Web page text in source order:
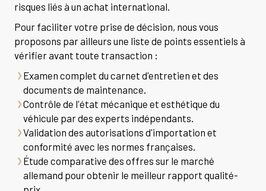
risques liés à un achat international.
Pour faciliter votre prise de décision, nous vous
proposons par ailleurs une liste de points essentiels à
vérifier avant toute transaction :
Examen complet du carnet d'entretien et des
documents de maintenance.
Contrôle de l'état mécanique et esthétique du
véhicule par des experts indépendants.
Validation des autorisations d'importation et
conformité avec les normes françaises.
Étude comparative des offres sur le marché
allemand pour obtenir le meilleur rapport qualité-